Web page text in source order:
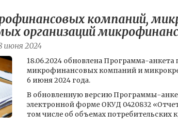
компаний,
организаций
июня 2024
18.06.2024 обновлена Программа-
микрофинансовых компаний и
6 июня 2024 года.
В обновленную версию Программы-
электронной форме ОКУД 0420832
том числе об объемах потребительских